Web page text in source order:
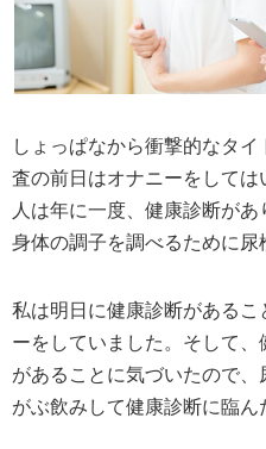
しょっぱなから衝撃的なタ
査の前日はオナニーをして
人は年に一度、健康診断が
身体の調子を調べるために尿
私は明日に健康診断がある
ーをしていました。そして
があることに気づいたので
がぶ飲みして健康診断に臨ん